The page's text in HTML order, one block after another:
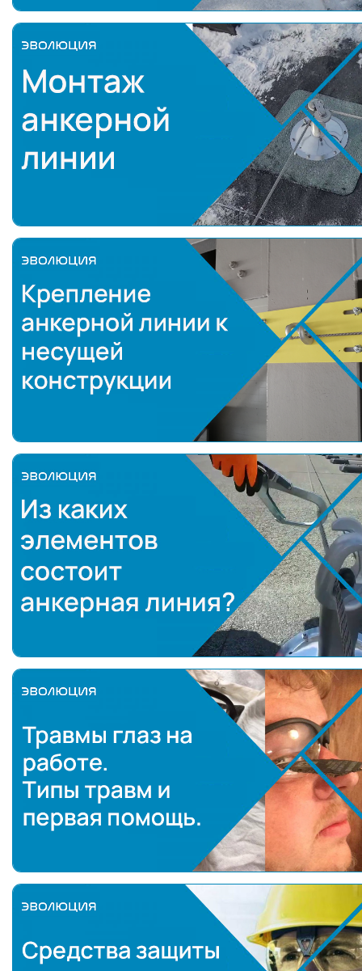
Монтаж анкерной линии
Крепление анкерной линии к несущей
Из каких элементов состоит анкерная линия?
Травмы глаз на работе.